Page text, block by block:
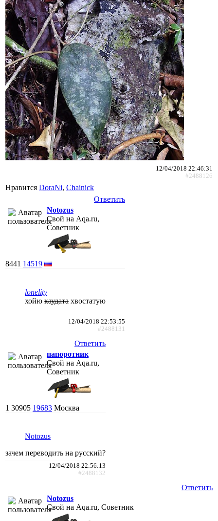
12/04/2018 22:46:31
#2488126
Нравится DoraNi, Chainick
Ответить
Notozus
Свой на Aqa.ru,
Советник
8441 14519
lonelity
хойю каудата хвостатую
12/04/2018 22:53:55
#2488131
Ответить
папоротник
Свой на Aqa.ru,
Советник
1 30905 19683 Москва
Notozus
зачем переводить на русский?
12/04/2018 22:56:13
#2488132
Ответить
Notozus
Свой на Aqa.ru, Советник